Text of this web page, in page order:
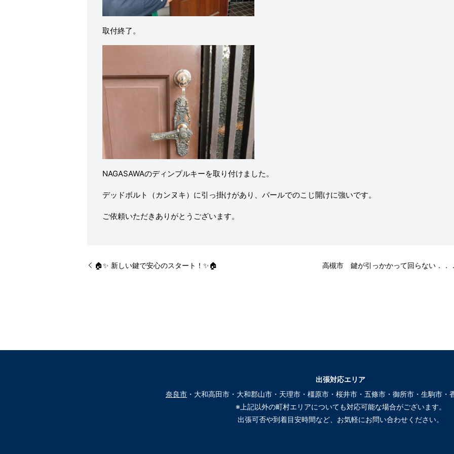
取付終了。
NAGASAWAのディンプルキーを取り付けました。
デッドボルト（カンヌキ）に引っ掛けがあり、バールでのこじ開けに強いです。
ご依頼いただきありがとうございます。
🏠✨ 新しい鍵で安心のスタート！✨🏠 高槻市 鍵が引っかかって回らない．．
出張対応エリア
奈良市 ・大和高田市・大和郡山市・天理市・橿原市・桜井市・五條市・御所市・生駒市・
※上記以外の町村エリアについても対応可能な場合がございます。
出張可否や到着目安時間など、お気軽にお問い合わせください。